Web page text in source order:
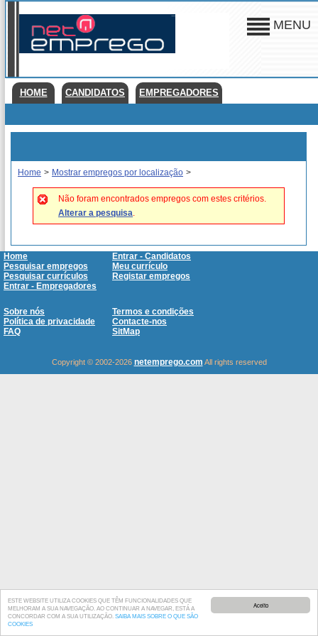
Aceito
ESTE WEBSITE UTILIZA COOKIES QUE TÊM FUNCIONALIDADES QUE
MELHORAM A SUA NAVEGAÇÃO. AO CONTINUAR A NAVEGAR, ESTÁ A
CONCORDAR COM A SUA UTILIZAÇÃO. SAIBA MAIS SOBRE O QUE SÃO
COOKIES
MENU
HOME CANDIDATOS EMPREGADORES
Home > Mostrar empregos por localização >
Não foram encontrados empregos com estes critérios.
Alterar a pesquisa.
Home
Entrar - Candidatos
Pesquisar empregos
Meu currículo
Pesquisar currículos
Registar empregos
Entrar - Empregadores
Sobre nós
Termos e condições
Política de privacidade
Contacte-nos
FAQ
SitMap
Copyright © 2002-2026 netemprego.com All rights reserved